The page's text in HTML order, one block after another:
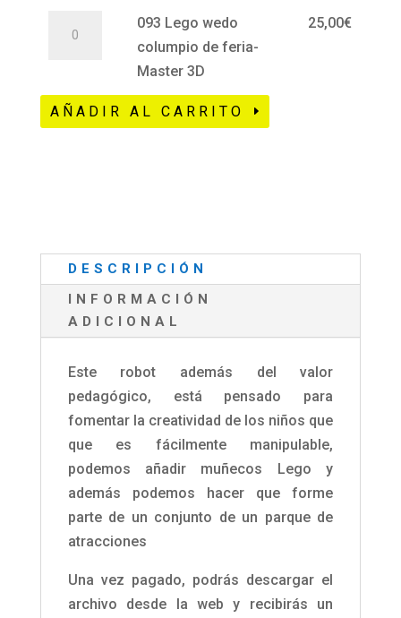
Premium
cantidad
columpio
de
093 Lego wedo
columpio de feria-
Master 3D
25,00€
AÑADIR AL CARRITO
DESCRIPCIÓN
INFORMACIÓN
ADICIONAL
Este robot además del valor
pedagógico, está pensado para
fomentar la creatividad de los niños que
que es fácilmente manipulable,
podemos añadir muñecos Lego y
además podemos hacer que forme
parte de un conjunto de un parque de
atracciones
Una vez pagado, podrás descargar el
archivo desde la web y recibirás un